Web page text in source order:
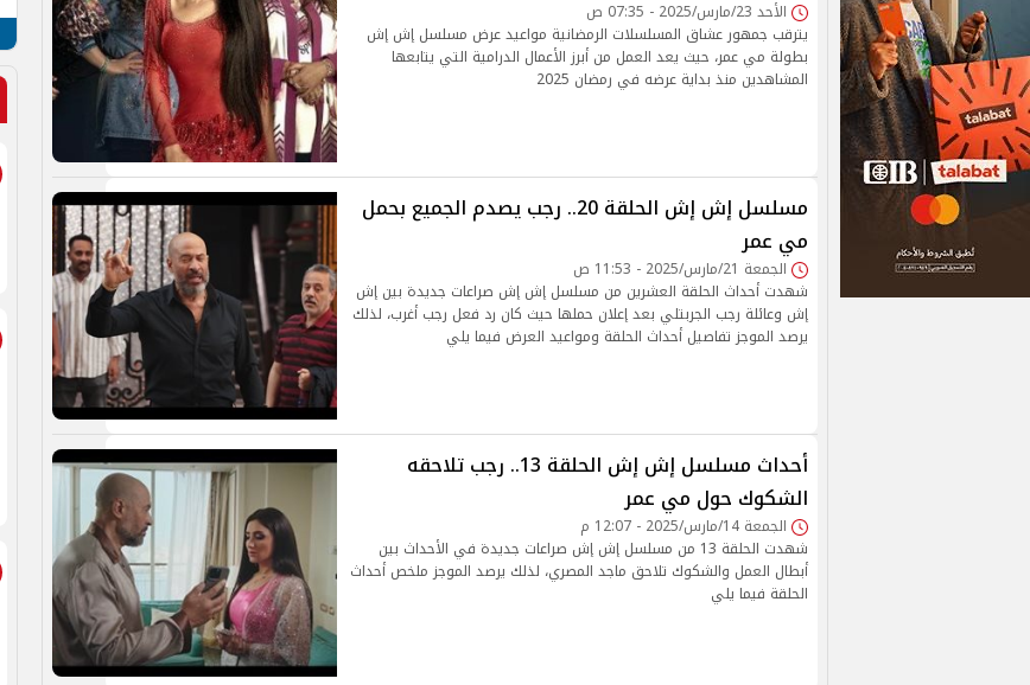
الأحد 23/مارس/2025 - 07:35 ص
يترقب جمهور عشاق المسلسلات الرمضانية مواعيد عرض مسلسل إش إش
بطولة مي عمر، حيث يعد العمل من أبرز الأعمال الدرامية التي يتابعها
المشاهدين منذ بداية عرضه في رمضان 2025
مسلسل إش إش الحلقة 20.. رجب يصدم الجميع بحمل
مي عمر
الجمعة 21/مارس/2025 - 11:53 ص
شهدت أحداث الحلقة العشرين من مسلسل إش إش صراعات جديدة بين إش
إش وعائلة رجب الجربتلي بعد إعلان حملها حيث كان رد فعل رجب أغرب، لذلك
يرصد الموجز تفاصيل أحداث الحلقة ومواعيد العرض فيما يلي
أحداث مسلسل إش إش الحلقة 13.. رجب تلاحقه
الشكوك حول مي عمر
الجمعة 14/مارس/2025 - 12:07 م
شهدت الحلقة 13 من مسلسل إش إش صراعات جديدة في الأحداث بين
أبطال العمل والشكوك تلاحق ماجد المصري، لذلك يرصد الموجز ملخص أحداث
الحلقة فيما يلي